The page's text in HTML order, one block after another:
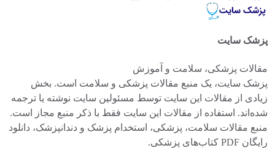
پزشک سایت
مقالات پزشکی، سلامت و آموزش
پزشک سایت، یک منبع مقالات پزشکی و سلامت است. بخش
زیادی از مقالات این سایت توسط مسئولین سایت نوشته یا ترجمه
شده‌اند. استفاده از مقالات این سایت فقط با ذکر منبع مجاز است.
منبع مقالات سلامت، پزشکی، استخدام پزشک و دندانپزشک، دانلود
رایگان PDF کتاب‌های پزشکی.